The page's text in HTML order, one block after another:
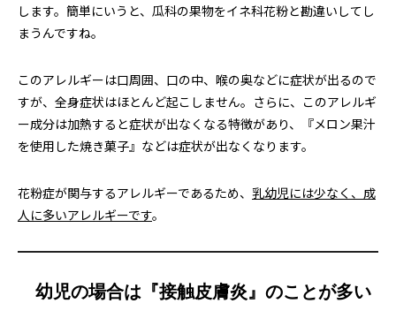
します。簡単にいうと、瓜科の果物をイネ科花粉と勘違いしてし
まうんですね。
このアレルギーは口周囲、口の中、喉の奥などに症状が出るので
すが、全身症状はほとんど起こしません。さらに、このアレルギ
ー成分は加熱すると症状が出なくなる特徴があり、『メロン果汁
を使用した焼き菓子』などは症状が出なくなります。
花粉症が関与するアレルギーであるため、 乳幼児には少なく、成
人に多いアレルギーです。
幼児の場合は『接触皮膚炎』のことが多い